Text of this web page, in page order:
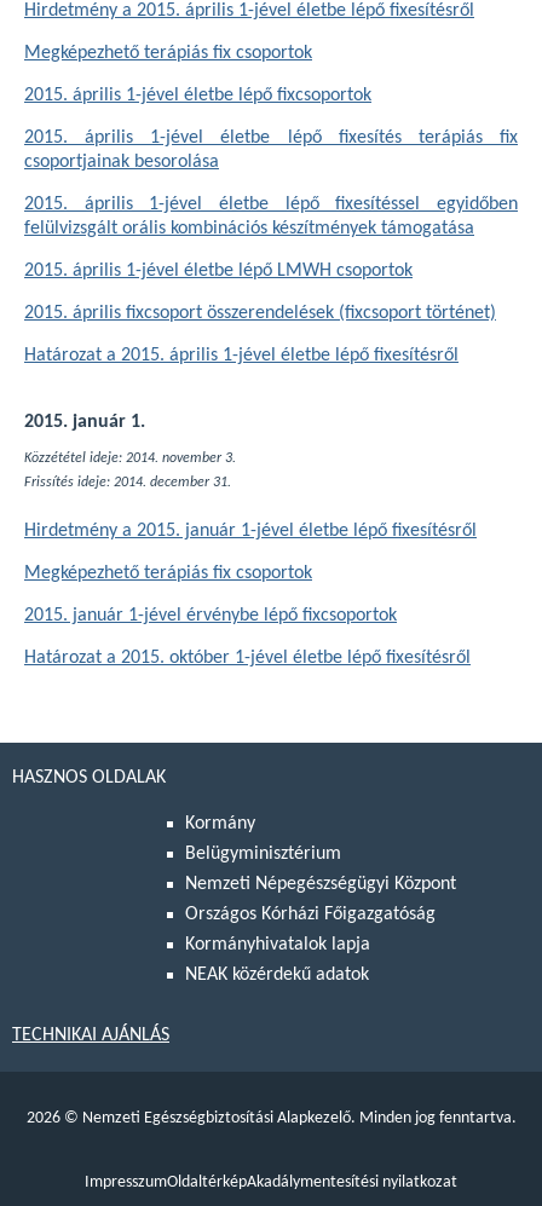
Hirdetmény a 2015. április 1-jével életbe lépő fixesítésről
Megképezhető terápiás fix csoportok
2015. április 1-jével életbe lépő fixcsoportok
2015. április 1-jével életbe lépő fixesítés terápiás fix
csoportjainak besorolása
2015. április 1-jével életbe lépő fixesítéssel egyidőben
felülvizsgált orális kombinációs készítmények támogatása
2015. április 1-jével életbe lépő LMWH csoportok
2015. április fixcsoport összerendelések (fixcsoport történet)
Határozat a 2015. április 1-jével életbe lépő fixesítésről
2015. január 1.
Közzététel ideje: 2014. november 3.
Frissítés ideje: 2014. december 31.
Hirdetmény a 2015. január 1-jével életbe lépő fixesítésről
Megképezhető terápiás fix csoportok
2015. január 1-jével érvénybe lépő fixcsoportok
Határozat a 2015. október 1-jével életbe lépő fixesítésről
HASZNOS OLDALAK
Kormány
Belügyminisztérium
Nemzeti Népegészségügyi Központ
Országos Kórházi Főigazgatóság
Kormányhivatalok lapja
NEAK közérdekű adatok
TECHNIKAI AJÁNLÁS
2026 © Nemzeti Egészségbiztosítási Alapkezelő. Minden jog fenntartva.
ImpresszumOldaltérképAkadálymentesítési nyilatkozat